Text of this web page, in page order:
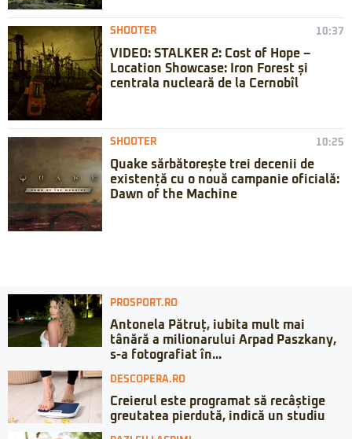
SHOOTER 10:37
VIDEO: STALKER 2: Cost of Hope –
Location Showcase: Iron Forest și
centrala nucleară de la Cernobîl
SHOOTER 10:25
Quake sărbătorește trei decenii de
existență cu o nouă campanie oficială:
Dawn of the Machine
PROSPORT.RO
Antonela Pătruț, iubita mult mai
tânără a milionarului Arpad Paszkany,
s-a fotografiat în...
DESCOPERA.RO
Creierul este programat să recâștige
greutatea pierdută, indică un studiu